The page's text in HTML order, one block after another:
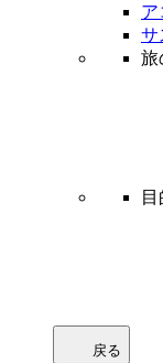
ア
サ
旅
戻る